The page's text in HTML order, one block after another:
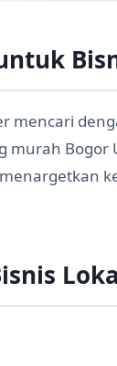
mencari
Bogor